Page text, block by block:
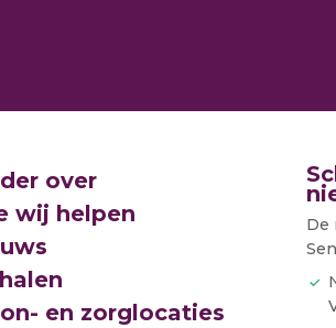
over
wij helpen
en zorglocaties
De